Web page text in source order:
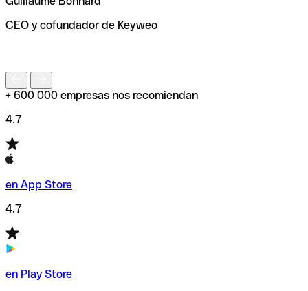
de enviar tu transferencia.
CEO y cofundador de Keyweo
+ 600 000 empresas nos recomiendan
4.7
en App Store
4.7
en Play Store